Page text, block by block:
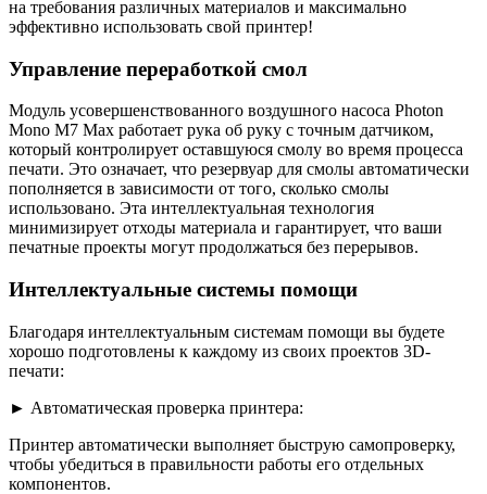
на требования различных материалов и максимально
эффективно использовать свой принтер!
Управление переработкой смол
Модуль усовершенствованного воздушного насоса Photon
Mono M7 Max работает рука об руку с точным датчиком,
который контролирует оставшуюся смолу во время процесса
печати. ​​Это означает, что резервуар для смолы автоматически
пополняется в зависимости от того, сколько смолы
использовано. Эта интеллектуальная технология
минимизирует отходы материала и гарантирует, что ваши
печатные проекты могут продолжаться без перерывов.
Интеллектуальные системы помощи
Благодаря интеллектуальным системам помощи вы будете
хорошо подготовлены к каждому из своих проектов 3D-
печати:
► Автоматическая проверка принтера:
Принтер автоматически выполняет быструю самопроверку,
чтобы убедиться в правильности работы его отдельных
компонентов.